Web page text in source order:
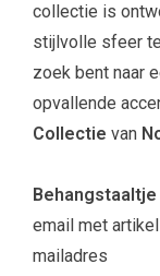
collectie is
stijlvolle sfeer
zoek bent naar
opvallende
Collectie van
email met
mailadres